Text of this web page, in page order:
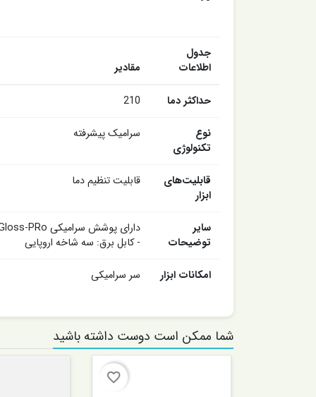
جدول
اطلاعات
مقادیر
حداکثر دما
210
نوع
تکنولوژی
سرامیک پیشرفته
قابلیت‌های
ابزار
قابلیت تنظیم دما
سایر
توضیحات
- کابل برق: سه شاخه اروپایی
امکانات ابزار
سر سرامیکی
شما ممکن است دوست داشته باشید
favorite_border